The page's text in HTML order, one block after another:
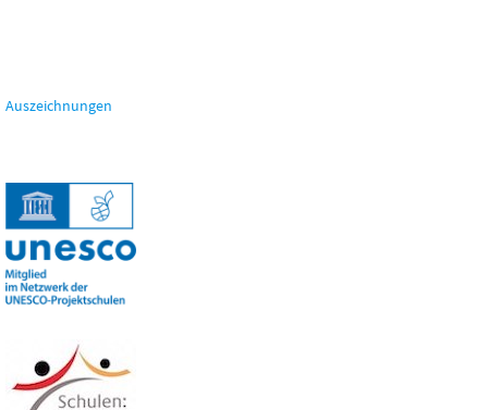
Auszeichnungen